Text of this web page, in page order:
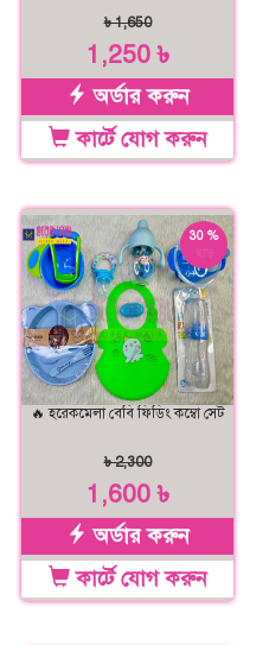
৳ 1,650
1,250 ৳
অর্ডার করুন
কার্টে যোগ করুন
30 %
🔥 হরেকমেলা বেবি ফিডিং কম্বো সেট
৳ 2,300
1,600 ৳
অর্ডার করুন
কার্টে যোগ করুন